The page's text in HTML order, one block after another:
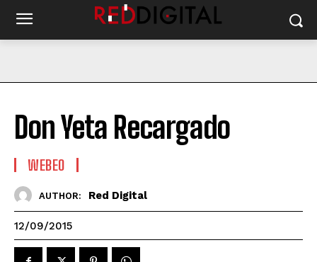
Don Yeta Recargado
WEBEO
AUTHOR: Red Digital
12/09/2015